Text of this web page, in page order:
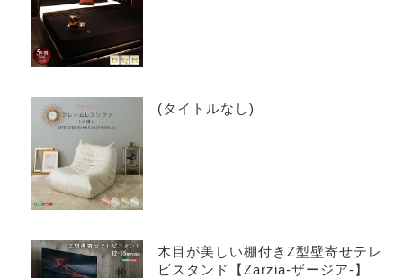
(タイトルなし)
木目が美しい棚付きZ型壁寄せテレ
ビスタンド【Zarzia-ザージア-】